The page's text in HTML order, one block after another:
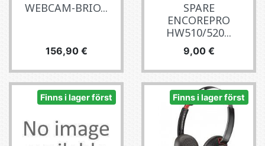
WEBCAM-BRIO...
Pris
156,90 €
SPARE
ENCOREPRO
HW510/520...
Pris
9,00 €
Finns i lager först Finns i lager först